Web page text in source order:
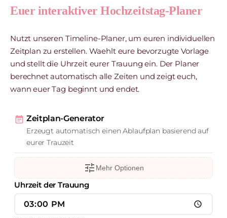
Euer interaktiver Hochzeitstag-Planer
Nutzt unseren Timeline-Planer, um euren individuellen
Zeitplan zu erstellen. Waehlt eure bevorzugte Vorlage
und stellt die Uhrzeit eurer Trauung ein. Der Planer
berechnet automatisch alle Zeiten und zeigt euch,
wann euer Tag beginnt und endet.
event_note Zeitplan-Generator
Erzeugt automatisch einen Ablaufplan basierend auf
eurer Trauzeit
tune Mehr Optionen
Uhrzeit der Trauung